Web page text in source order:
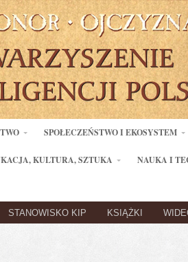
SPOŁECZEŃSTWO I EKOSYSTEM
KULTURA, SZTUKA NAUKA I
STANOWISKO KIP KSIĄŻKI